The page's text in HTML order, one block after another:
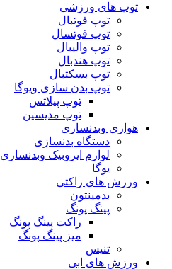
توپ های ورزشی
توپ فوتبال
توپ فوتسال
توپ والیبال
توپ هندبال
توپ بسکتبال
توپ بدن سازی ویوگا
توپ پیلاتس
توپ مدیسین
هوازی وبدنسازی
دستگاه بدنسازی
لوازم ایروبیک وبدنسازی
یوگا
ورزش های راکتی
بدمینتون
پینگ پونگ
راکت پینگ پونگ
میز پینگ پونگ
تنیس
ورزش های ابی